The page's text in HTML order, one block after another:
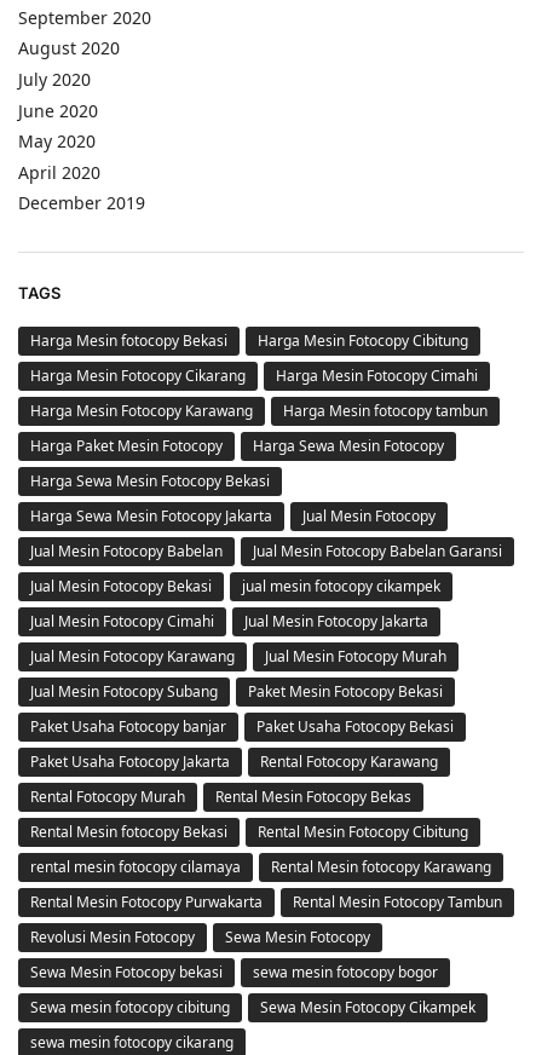
September 2020
August 2020
July 2020
June 2020
May 2020
April 2020
December 2019
TAGS
Harga Mesin fotocopy Bekasi
Harga Mesin Fotocopy Cibitung
Harga Mesin Fotocopy Cikarang
Harga Mesin Fotocopy Cimahi
Harga Mesin Fotocopy Karawang
Harga Mesin fotocopy tambun
Harga Paket Mesin Fotocopy
Harga Sewa Mesin Fotocopy
Harga Sewa Mesin Fotocopy Bekasi
Harga Sewa Mesin Fotocopy Jakarta
Jual Mesin Fotocopy
Jual Mesin Fotocopy Babelan
Jual Mesin Fotocopy Babelan Garansi
Jual Mesin Fotocopy Bekasi
jual mesin fotocopy cikampek
Jual Mesin Fotocopy Cimahi
Jual Mesin Fotocopy Jakarta
Jual Mesin Fotocopy Karawang
Jual Mesin Fotocopy Murah
Jual Mesin Fotocopy Subang
Paket Mesin Fotocopy Bekasi
Paket Usaha Fotocopy banjar
Paket Usaha Fotocopy Bekasi
Paket Usaha Fotocopy Jakarta
Rental Fotocopy Karawang
Rental Fotocopy Murah
Rental Mesin Fotocopy Bekas
Rental Mesin fotocopy Bekasi
Rental Mesin Fotocopy Cibitung
rental mesin fotocopy cilamaya
Rental Mesin fotocopy Karawang
Rental Mesin Fotocopy Purwakarta
Rental Mesin Fotocopy Tambun
Revolusi Mesin Fotocopy
Sewa Mesin Fotocopy
Sewa Mesin Fotocopy bekasi
sewa mesin fotocopy bogor
Sewa mesin fotocopy cibitung
Sewa Mesin Fotocopy Cikampek
sewa mesin fotocopy cikarang